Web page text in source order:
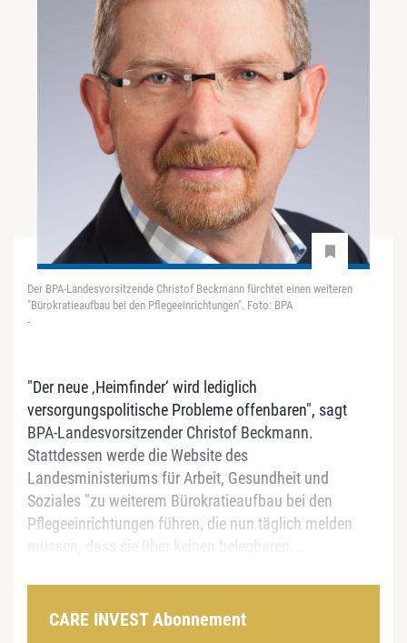
Der BPA-Landesvorsitzende Christof Beckmann fürchtet einen weiteren
"Bürokratieaufbau bei den Pflegeeinrichtungen". Foto: BPA
-
"Der neue ‚Heimfinder‘ wird lediglich
versorgungspolitische Probleme offenbaren", sagt
BPA-Landesvorsitzender Christof Beckmann.
Stattdessen werde die Website des
Landesministeriums für Arbeit, Gesundheit und
Soziales "zu weiterem Bürokratieaufbau bei den
Pflegeeinrichtungen führen, die nun täglich melden
müssen, dass sie über keinen belegbaren...
CARE INVEST Abonnement